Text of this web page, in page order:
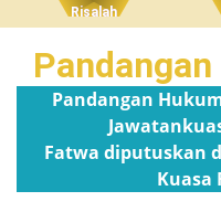
Risalah
Pandangan
Fatwa diputuskan
Kuasa